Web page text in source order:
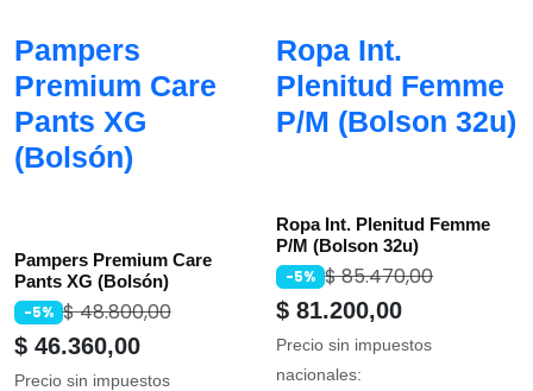
Pampers
Premium Care
Pants XG
(Bolsón)
Pampers Premium Care
Pants XG (Bolsón)
-5% $48.800,00
$ 46.360,00
Precio sin impuestos
Ropa Int.
Plenitud Femme
P/M (Bolson 32u)
Ropa Int. Plenitud Femme
P/M (Bolson 32u)
-5% $85.470,00
$ 81.200,00
Precio sin impuestos
nacionales: